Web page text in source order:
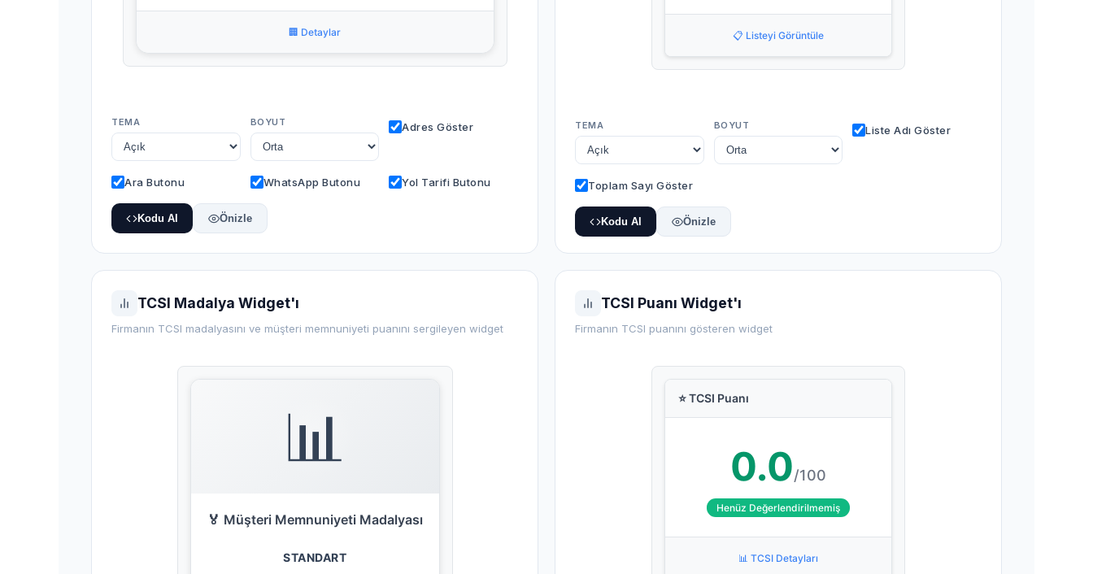
🏢 Detaylar
TEMA BOYUT Adres Göster
Ara Butonu WhatsApp Butonu Yol Tarifi Butonu
Kodu Al Önizle
📋 Listeyi Görüntüle
TEMA BOYUT Liste Adı Göster
Toplam Sayı Göster
Kodu Al Önizle
TCSI Madalya Widget'ı
Firmanın TCSI madalyasını ve müşteri memnuniyeti puanını sergileyen widget
📊
🏅 Müşteri Memnuniyeti Madalyası
STANDART
TCSI Puanı Widget'ı
Firmanın TCSI puanını gösteren widget
⭐ TCSI Puanı
0.0/100
Henüz Değerlendirilmemiş
📊 TCSI Detayları